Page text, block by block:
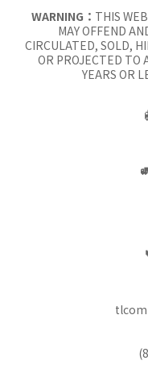
WARNING： THIS
MAY OFFEND
CIRCULATED, SOLD,
OR PROJECTED TO
YEARS OR